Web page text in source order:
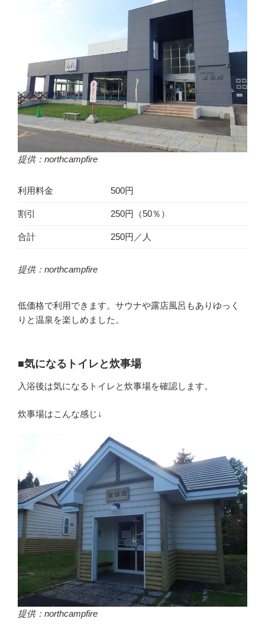
提供：northcampfire
利用料金 500円
割引 250円（50％）
合計 250円／人
提供：northcampfire
低価格で利用できます。サウナや露店風呂もありゆっく
りと温泉を楽しめました。
■気になるトイレと炊事場
入浴後は気になるトイレと炊事場を確認します。
炊事場はこんな感じ↓
提供：northcampfire